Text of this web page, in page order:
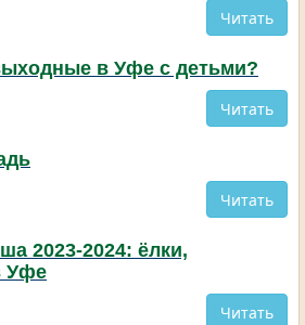
Читать
в Уфе с детьми?
Читать
Читать
2023-2024: ёлки,
Уфе
Читать